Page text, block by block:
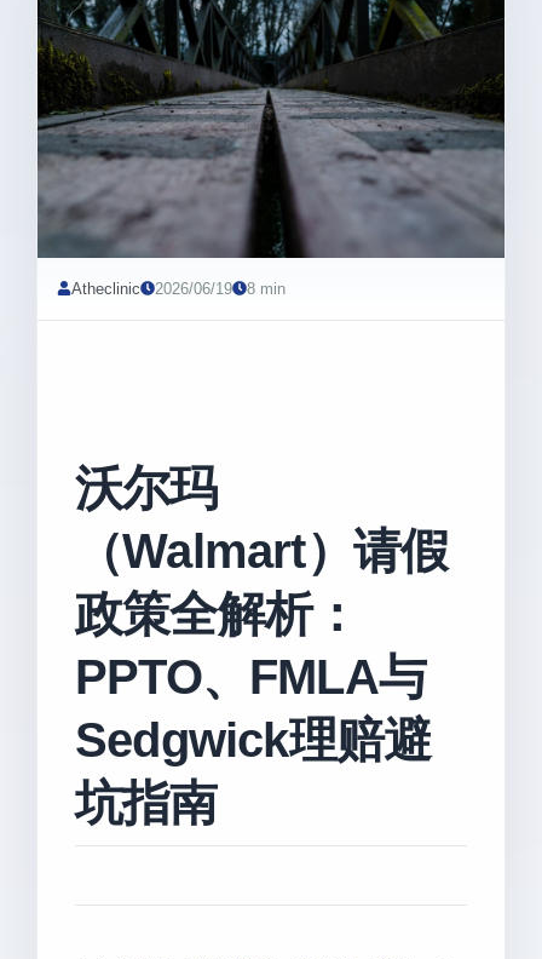
Atheclinic 2026/06/19 8 min
沃尔玛
（Walmart）请假
政策全解析：
PPTO、FMLA与
Sedgwick理赔避
坑指南